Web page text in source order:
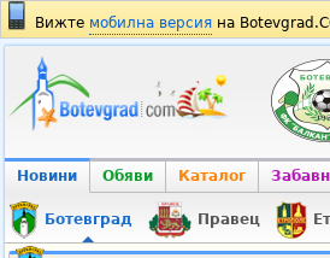
Вижте мобилна версия на
Новини Обяви Каталог
Ботевград Правец